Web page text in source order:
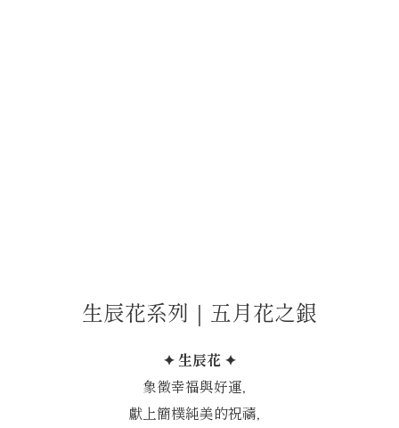
生辰花系列｜五月花之銀
✦ 生辰花 ✦
象徵幸福與好運，
獻上簡樸純美的祝禱，